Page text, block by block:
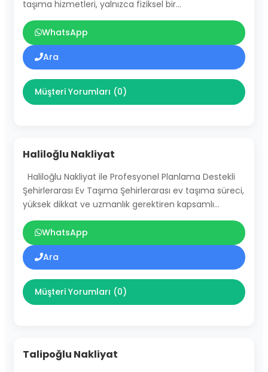
taşıma hizmetleri, yalnızca fiziksel bir…
WhatsApp
Ara
Müşteri Yorumları (0)
Haliloğlu Nakliyat
Haliloğlu Nakliyat ile Profesyonel Planlama Destekli
Şehirlerarası Ev Taşıma Şehirlerarası ev taşıma süreci,
yüksek dikkat ve uzmanlık gerektiren kapsamlı…
WhatsApp
Ara
Müşteri Yorumları (0)
Talipoğlu Nakliyat